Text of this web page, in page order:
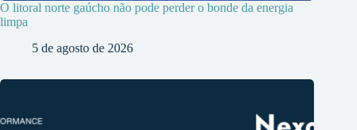
O litoral norte gaúcho não pode perder o bonde da energia
limpa
5 de agosto de 2026